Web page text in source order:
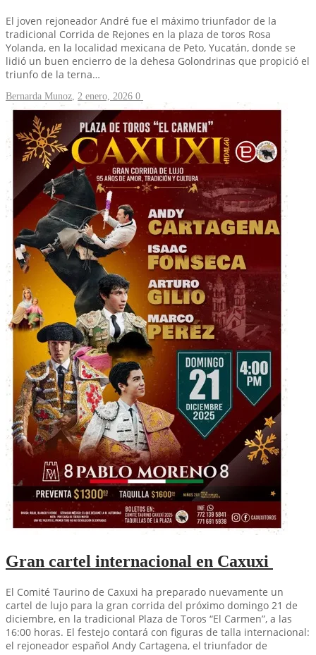
El joven rejoneador André fue el máximo triunfador de la
tradicional Corrida de Rejones en la plaza de toros Rosa
Yolanda, en la localidad mexicana de Peto, Yucatán, donde se
lidió un buen encierro de la dehesa Golondrinas que propició el
triunfo de la terna…
Bernarda Munoz 2 enero, 2026 0
Gran cartel internacional en Caxuxi
El Comité Taurino de Caxuxi ha preparado nuevamente un
cartel de lujo para la gran corrida del próximo domingo 21 de
diciembre, en la tradicional Plaza de Toros “El Carmen”, a las
16:00 horas. El festejo contará con figuras de talla internacional:
el rejoneador español Andy Cartagena, el triunfador de